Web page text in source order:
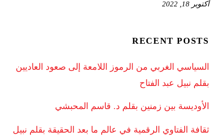
أكتوبر 18, 2022
RECENT POSTS
السياسي الغربي من الرموز اللامعة إلى صعود العاديين
بقلم نبيل عبد الفتاح
الأوديسة بين زمنين بقلم د. قاسم المحبشي
ثقافة الفتاوي الرقمية في عالم ما بعد الحقيقة بقلم نبيل